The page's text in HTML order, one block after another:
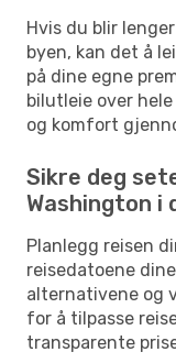
Hvis du blir
byen, kan det å
på dine egne
bilutleie over
og komfort
Sikre deg
Washington i
Planlegg reisen
reisedatoene
alternativene og
for å tilpasse
transparente